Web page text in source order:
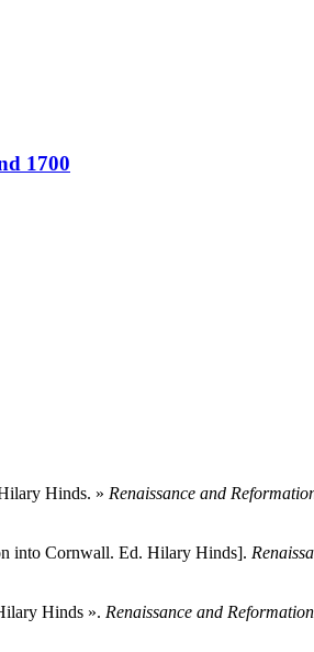
1700
Hinds. » Renaissance and
into Cornwall. Ed. Hilary Hinds].
Hinds ». Renaissance and